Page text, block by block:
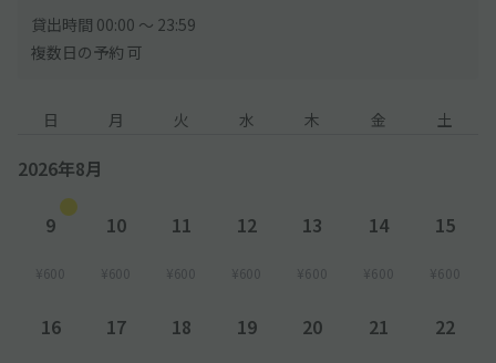
貸出時間 00:00 〜 23:59
複数日の予約 可
日 月 火 水 木 金 土
2026年8月
9
¥600
10
¥600
11
¥600
12
¥600
13
¥600
14
¥600
15
¥600
16 17 18 19 20 21 22